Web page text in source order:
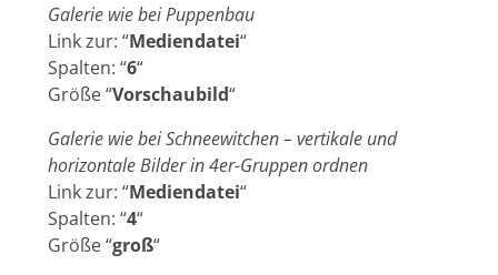
Galerie wie bei Puppenbau
Link zur: “Mediendatei“
Spalten: “6“
Größe “Vorschaubild“
Galerie wie bei Schneewitchen – vertikale und
horizontale Bilder in 4er-Gruppen ordnen
Link zur: “Mediendatei“
Spalten: “4“
Größe “groß“